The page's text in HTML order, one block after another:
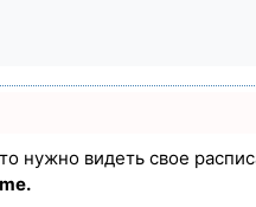
нужно видеть свое